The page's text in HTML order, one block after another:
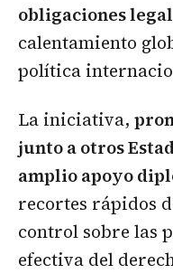
obligaciones
calentamiento
política
La iniciativa,
junto a otros
amplio apoyo
recortes rápidos
control sobre las
efectiva del